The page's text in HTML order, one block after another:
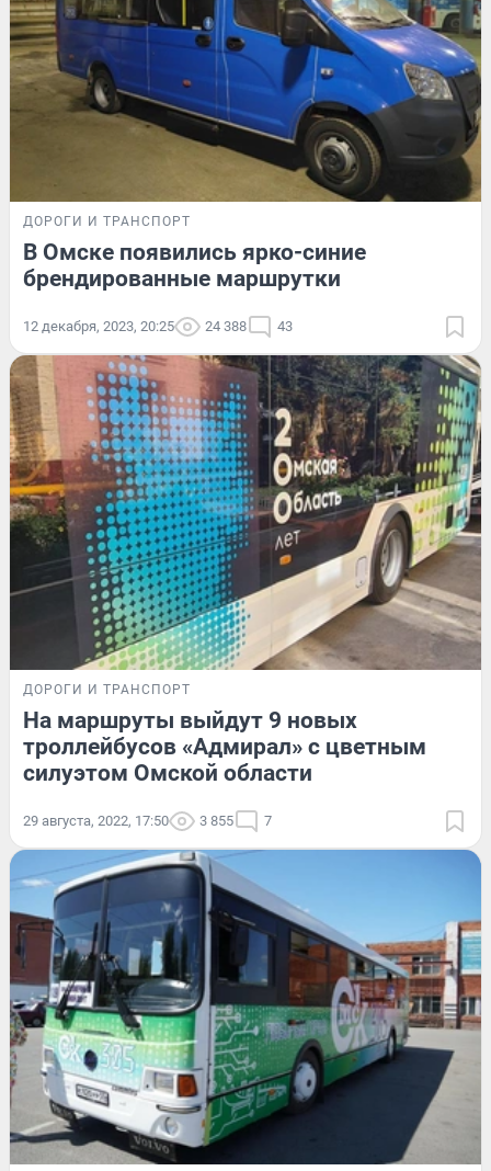
ДОРОГИ И ТРАНСПОРТ
В Омске появились ярко-синие
брендированные маршрутки
12 декабря, 2023, 20:25 24 388 43
ДОРОГИ И ТРАНСПОРТ
На маршруты выйдут 9 новых
троллейбусов «Адмирал» с цветным
силуэтом Омской области
29 августа, 2022, 17:50 3 855 7